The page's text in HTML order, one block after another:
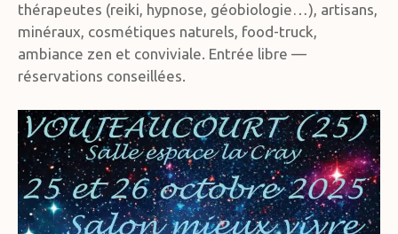
thérapeutes (reiki, hypnose, géobiologie…), artisans,
minéraux, cosmétiques naturels, food-truck,
ambiance zen et conviviale. Entrée libre —
réservations conseillées.